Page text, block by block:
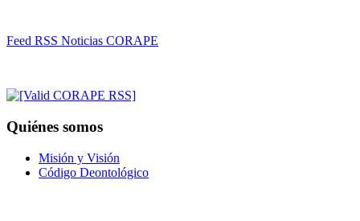
Feed RSS Noticias CORAPE
Quiénes somos
Misión y Visión
Código Deontológico